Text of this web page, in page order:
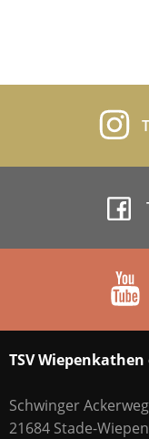
TSV Wiepenkathen
Schwinger
21684 Stade-